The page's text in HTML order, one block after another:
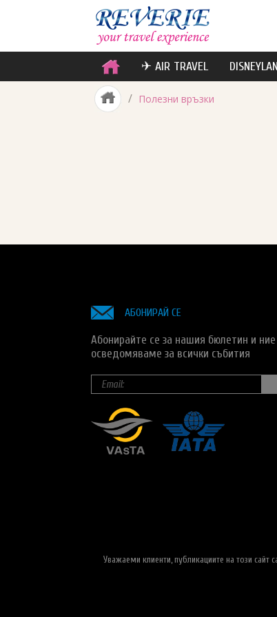
✈ AIR TRAVEL
/ Полезни връзки
АБОНИРАЙ СЕ
Абонирайте се за нашия бюлетин и
осведомяваме за всички събития
Уважаеми клиенти, публикациите на този